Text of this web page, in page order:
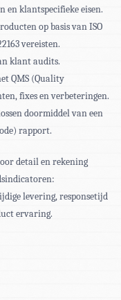
en klantspecifieke eisen.
op basis van ISO
vereisten.
klant audits.
QMS (Quality
fixes en verbeteringen.
doormiddel van een
rapport.
detail en rekening
levering, responsetijd
ervaring.